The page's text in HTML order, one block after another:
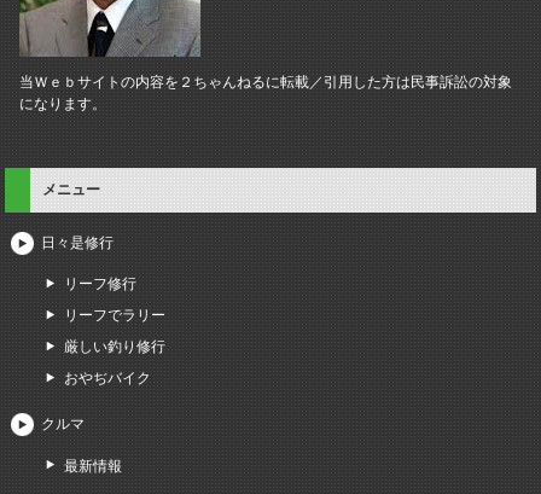
当Ｗｅｂサイトの内容を２ちゃんねるに転載／引用した方は民事訴訟の対象
になります。
メニュー
日々是修行
リーフ修行
リーフでラリー
厳しい釣り修行
おやぢバイク
クルマ
最新情報